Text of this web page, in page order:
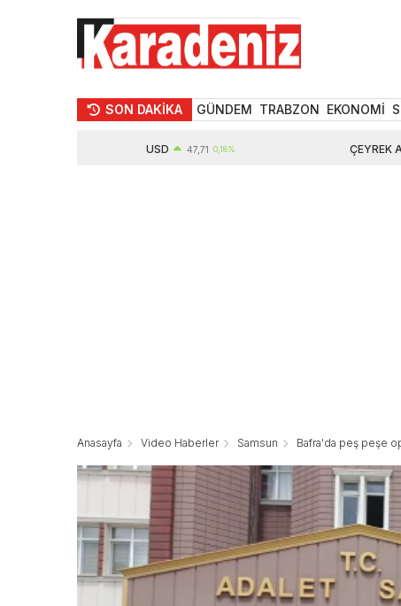
SON DAKİKA GÜNDEM TRABZON EKONOMİ
47,71 0,18% ÇEYREK ALTIN
Anasayfa Video Haberler Samsun Bafra'da peş peşe